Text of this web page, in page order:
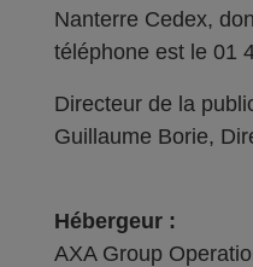
Nanterre Cedex,
téléphone est le 01
Directeur de la
Guillaume Borie,
Hébergeur :
AXA Group